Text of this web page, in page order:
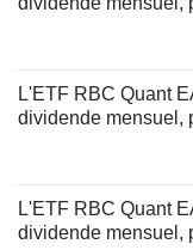
L'ETF RBC Quant
dividende mensuel,
L'ETF RBC Quant
dividende mensuel,